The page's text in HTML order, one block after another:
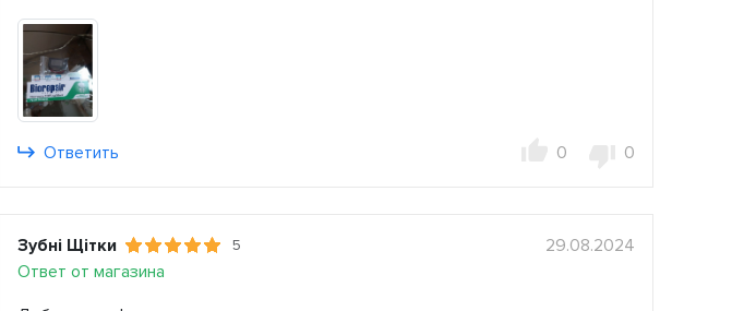
Ответить 0 0
Зубні Щітки 5
Ответ от магазина
29.08.2024